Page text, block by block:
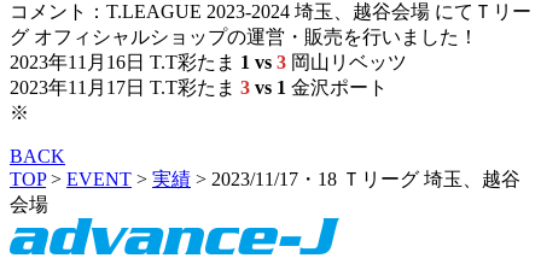
コメント：T.LEAGUE 2023-2024 埼玉、越谷会場 にてＴリー
グ オフィシャルショップの運営・販売を行いました！
2023年11月16日 T.T彩たま 1 vs 3 岡山リベッツ
2023年11月17日 T.T彩たま 3 vs 1 金沢ポート
※
BACK
TOP> EVENT > 実績 > 2023/11/17・18 Ｔリーグ 埼玉、越谷
会場